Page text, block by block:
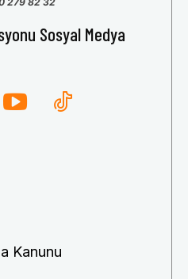
Sosyal Medya
Kanunu